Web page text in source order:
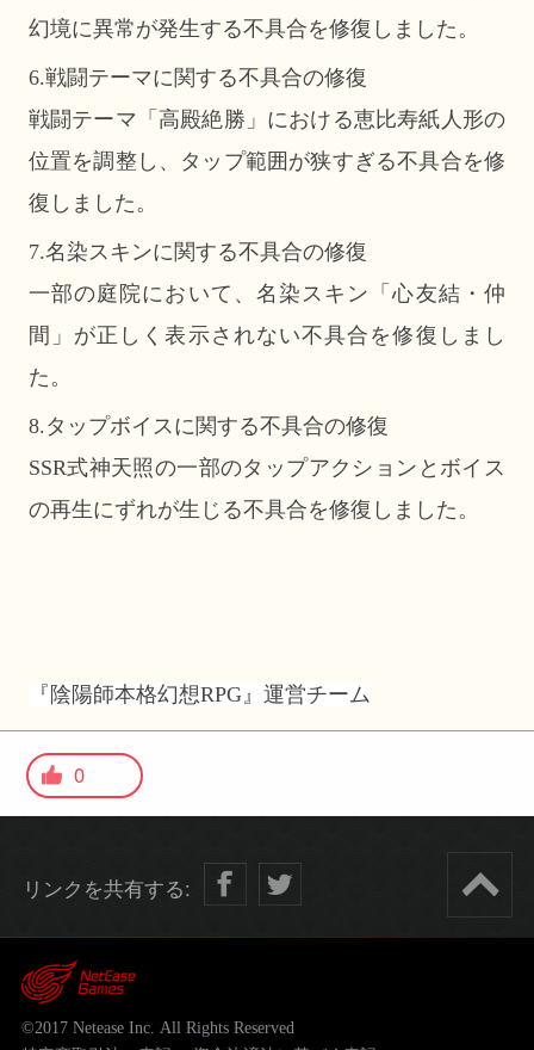
幻境に異常が発生する不具合を修復しました。
6.戦闘テーマに関する不具合の修復
戦闘テーマ「高殿絶勝」における恵比寿紙人形の
位置を調整し、タップ範囲が狭すぎる不具合を修
復しました。
7.名染スキンに関する不具合の修復
一部の庭院において、名染スキン「心友結・仲
間」が正しく表示されない不具合を修復しまし
た。
8.タップボイスに関する不具合の修復
SSR式神天照の一部のタップアクションとボイス
の再生にずれが生じる不具合を修復しました。
『陰陽師本格幻想RPG』運営チーム
0
リンクを共有する:
©2017 Netease Inc. All Rights Reserved